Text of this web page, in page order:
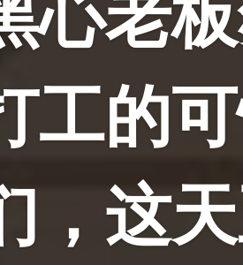
工的
，这